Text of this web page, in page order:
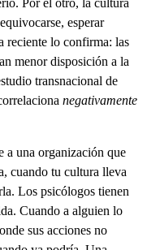
esperar
reciente lo confirma: las
menor disposición a la
transnacional de
negativamente
a una organización que
cuando tu cultura lleva
Los psicólogos tienen
Cuando a alguien lo
sus acciones no